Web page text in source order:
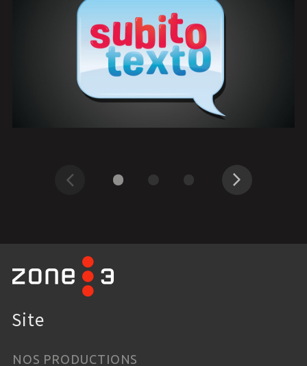
Précédent Suivant
Site
NOS PRODUCTIONS